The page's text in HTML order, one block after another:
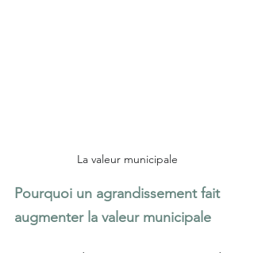
La valeur municipale
Pourquoi un agrandissement fait
augmenter la valeur municipale